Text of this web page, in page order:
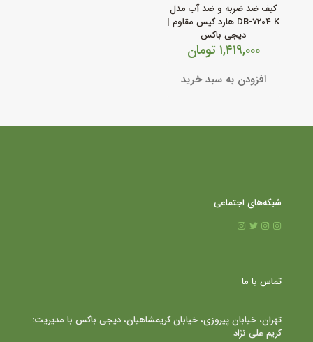
کیف ضد ضربه و ضد آب مدل
DB‑7204 K هارد کیس مقاوم |
دیجی باکس
۱,۴۱۹,۰۰۰ تومان
افزودن به سبد خرید
شبکه‌های اجتماعی
تماس با ما
تهران، خیابان پیروزی، خیابان کریمشاهیان، دیجی باکس با مدیریت:
کریم علی نژاد